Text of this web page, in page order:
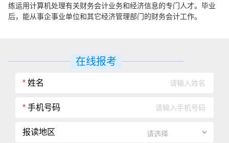
练运用计算机处理有关财务会计业务和经济信息的专门人才。毕业
后，能从事企事业单位和其它经济管理部门的财务会计工作。
在线报考
* 姓名
* 手机号码
报读地区